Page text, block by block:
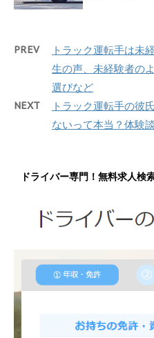
PREV
トラック運転手は未
生の声、未経験者の
選びなど
NEXT
トラック運転手の彼
ないって本当？体験
ドライバー専門！無料求人検